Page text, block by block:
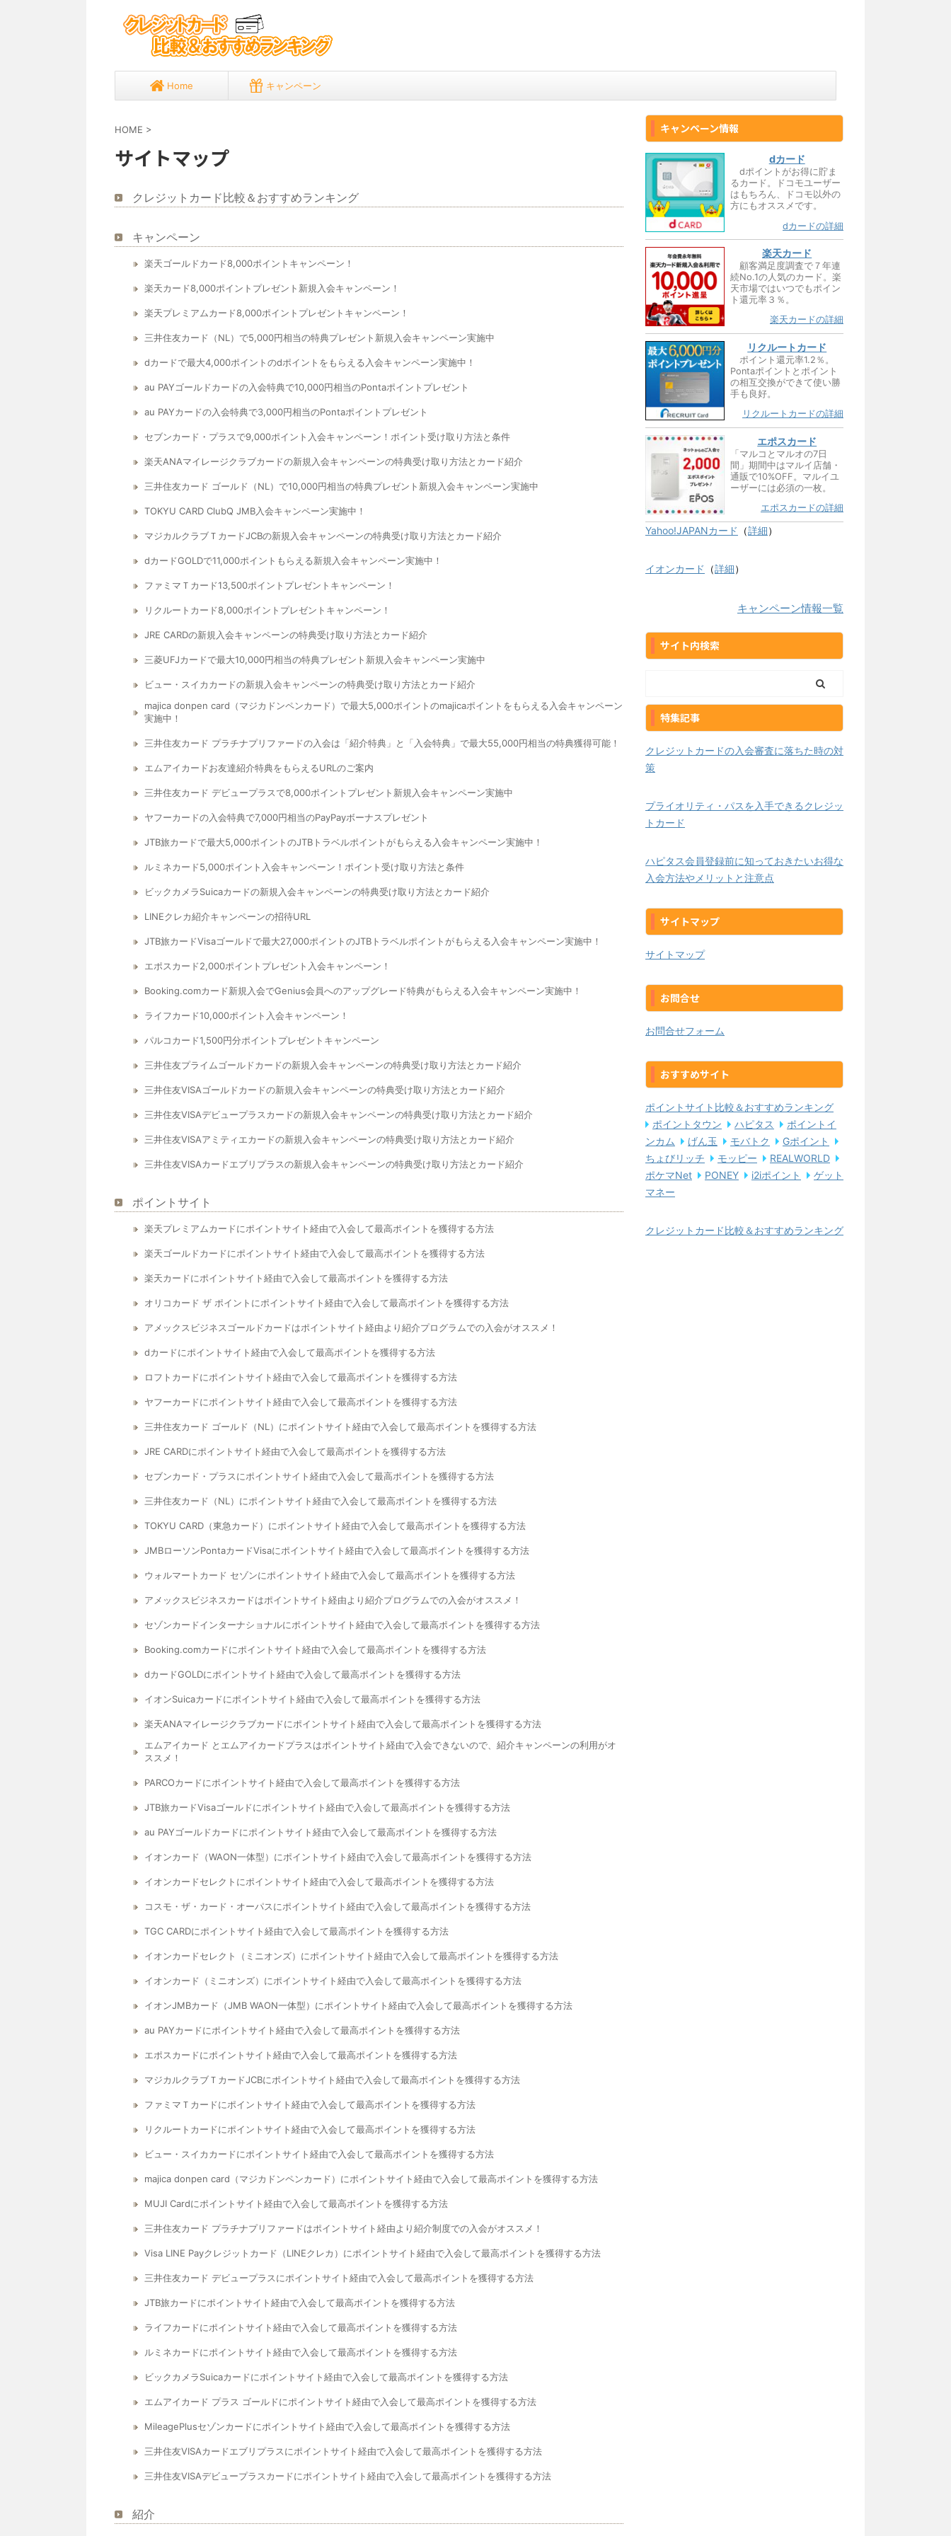
Home キャンペーン
HOME >
サイトマップ
クレジットカード比較＆おすすめランキング
キャンペーン
楽天ゴールドカード8,000ポイントキャンペーン！
楽天カード8,000ポイントプレゼント新規入会キャンペーン！
楽天プレミアムカード8,000ポイントプレゼントキャンペーン！
三井住友カード（NL）で5,000円相当の特典プレゼント新規入会キャンペーン実施中
dカードで最大4,000ポイントのdポイントをもらえる入会キャンペーン実施中！
au PAYゴールドカードの入会特典で10,000円相当のPontaポイントプレゼント
au PAYカードの入会特典で3,000円相当のPontaポイントプレゼント
セブンカード・プラスで9,000ポイント入会キャンペーン！ポイント受け取り方法と条件
楽天ANAマイレージクラブカードの新規入会キャンペーンの特典受け取り方法とカード紹介
三井住友カード ゴールド（NL）で10,000円相当の特典プレゼント新規入会キャンペーン実施中
TOKYU CARD ClubQ JMB入会キャンペーン実施中！
マジカルクラブＴカードJCBの新規入会キャンペーンの特典受け取り方法とカード紹介
dカードGOLDで11,000ポイントもらえる新規入会キャンペーン実施中！
ファミマＴカード13,500ポイントプレゼントキャンペーン！
リクルートカード8,000ポイントプレゼントキャンペーン！
JRE CARDの新規入会キャンペーンの特典受け取り方法とカード紹介
三菱UFJカードで最大10,000円相当の特典プレゼント新規入会キャンペーン実施中
ビュー・スイカカードの新規入会キャンペーンの特典受け取り方法とカード紹介
majica donpen card（マジカドンペンカード）で最大5,000ポイントのmajicaポイントをもらえる入会キャンペーン
実施中！
三井住友カード プラチナプリファードの入会は「紹介特典」と「入会特典」で最大55,000円相当の特典獲得可能！
エムアイカードお友達紹介特典をもらえるURLのご案内
三井住友カード デビュープラスで8,000ポイントプレゼント新規入会キャンペーン実施中
ヤフーカードの入会特典で7,000円相当のPayPayボーナスプレゼント
JTB旅カードで最大5,000ポイントのJTBトラベルポイントがもらえる入会キャンペーン実施中！
ルミネカード5,000ポイント入会キャンペーン！ポイント受け取り方法と条件
ビックカメラSuicaカードの新規入会キャンペーンの特典受け取り方法とカード紹介
LINEクレカ紹介キャンペーンの招待URL
JTB旅カードVisaゴールドで最大27,000ポイントのJTBトラベルポイントがもらえる入会キャンペーン実施中！
エポスカード2,000ポイントプレゼント入会キャンペーン！
Booking.comカード新規入会でGenius会員へのアップグレード特典がもらえる入会キャンペーン実施中！
ライフカード10,000ポイント入会キャンペーン！
パルコカード1,500円分ポイントプレゼントキャンペーン
三井住友プライムゴールドカードの新規入会キャンペーンの特典受け取り方法とカード紹介
三井住友VISAゴールドカードの新規入会キャンペーンの特典受け取り方法とカード紹介
三井住友VISAデビュープラスカードの新規入会キャンペーンの特典受け取り方法とカード紹介
三井住友VISAアミティエカードの新規入会キャンペーンの特典受け取り方法とカード紹介
三井住友VISAカードエブリプラスの新規入会キャンペーンの特典受け取り方法とカード紹介
ポイントサイト
楽天プレミアムカードにポイントサイト経由で入会して最高ポイントを獲得する方法
楽天ゴールドカードにポイントサイト経由で入会して最高ポイントを獲得する方法
楽天カードにポイントサイト経由で入会して最高ポイントを獲得する方法
オリコカード ザ ポイントにポイントサイト経由で入会して最高ポイントを獲得する方法
アメックスビジネスゴールドカードはポイントサイト経由より紹介プログラムでの入会がオススメ！
dカードにポイントサイト経由で入会して最高ポイントを獲得する方法
ロフトカードにポイントサイト経由で入会して最高ポイントを獲得する方法
ヤフーカードにポイントサイト経由で入会して最高ポイントを獲得する方法
三井住友カード ゴールド（NL）にポイントサイト経由で入会して最高ポイントを獲得する方法
JRE CARDにポイントサイト経由で入会して最高ポイントを獲得する方法
セブンカード・プラスにポイントサイト経由で入会して最高ポイントを獲得する方法
三井住友カード（NL）にポイントサイト経由で入会して最高ポイントを獲得する方法
TOKYU CARD（東急カード）にポイントサイト経由で入会して最高ポイントを獲得する方法
JMBローソンPontaカードVisaにポイントサイト経由で入会して最高ポイントを獲得する方法
ウォルマートカード セゾンにポイントサイト経由で入会して最高ポイントを獲得する方法
アメックスビジネスカードはポイントサイト経由より紹介プログラムでの入会がオススメ！
セゾンカードインターナショナルにポイントサイト経由で入会して最高ポイントを獲得する方法
Booking.comカードにポイントサイト経由で入会して最高ポイントを獲得する方法
dカードGOLDにポイントサイト経由で入会して最高ポイントを獲得する方法
イオンSuicaカードにポイントサイト経由で入会して最高ポイントを獲得する方法
楽天ANAマイレージクラブカードにポイントサイト経由で入会して最高ポイントを獲得する方法
エムアイカード とエムアイカードプラスはポイントサイト経由で入会できないので、紹介キャンペーンの利用がオ
ススメ！
PARCOカードにポイントサイト経由で入会して最高ポイントを獲得する方法
JTB旅カードVisaゴールドにポイントサイト経由で入会して最高ポイントを獲得する方法
au PAYゴールドカードにポイントサイト経由で入会して最高ポイントを獲得する方法
イオンカード（WAON一体型）にポイントサイト経由で入会して最高ポイントを獲得する方法
イオンカードセレクトにポイントサイト経由で入会して最高ポイントを獲得する方法
コスモ・ザ・カード・オーパスにポイントサイト経由で入会して最高ポイントを獲得する方法
TGC CARDにポイントサイト経由で入会して最高ポイントを獲得する方法
イオンカードセレクト（ミニオンズ）にポイントサイト経由で入会して最高ポイントを獲得する方法
イオンカード（ミニオンズ）にポイントサイト経由で入会して最高ポイントを獲得する方法
イオンJMBカード（JMB WAON一体型）にポイントサイト経由で入会して最高ポイントを獲得する方法
au PAYカードにポイントサイト経由で入会して最高ポイントを獲得する方法
エポスカードにポイントサイト経由で入会して最高ポイントを獲得する方法
マジカルクラブＴカードJCBにポイントサイト経由で入会して最高ポイントを獲得する方法
ファミマＴカードにポイントサイト経由で入会して最高ポイントを獲得する方法
リクルートカードにポイントサイト経由で入会して最高ポイントを獲得する方法
ビュー・スイカカードにポイントサイト経由で入会して最高ポイントを獲得する方法
majica donpen card（マジカドンペンカード）にポイントサイト経由で入会して最高ポイントを獲得する方法
MUJI Cardにポイントサイト経由で入会して最高ポイントを獲得する方法
三井住友カード プラチナプリファードはポイントサイト経由より紹介制度での入会がオススメ！
Visa LINE Payクレジットカード（LINEクレカ）にポイントサイト経由で入会して最高ポイントを獲得する方法
三井住友カード デビュープラスにポイントサイト経由で入会して最高ポイントを獲得する方法
JTB旅カードにポイントサイト経由で入会して最高ポイントを獲得する方法
ライフカードにポイントサイト経由で入会して最高ポイントを獲得する方法
ルミネカードにポイントサイト経由で入会して最高ポイントを獲得する方法
ビックカメラSuicaカードにポイントサイト経由で入会して最高ポイントを獲得する方法
エムアイカード プラス ゴールドにポイントサイト経由で入会して最高ポイントを獲得する方法
MileagePlusセゾンカードにポイントサイト経由で入会して最高ポイントを獲得する方法
三井住友VISAカードエブリプラスにポイントサイト経由で入会して最高ポイントを獲得する方法
三井住友VISAデビュープラスカードにポイントサイト経由で入会して最高ポイントを獲得する方法
紹介
キャンペーン情報
dカード
dポイントがお得に貯ま
るカード。ドコモユーザー
はもちろん、ドコモ以外の
方にもオススメです。
dカードの詳細
楽天カード
顧客満足度調査で７年連
続No.1の人気のカード。楽
天市場ではいつでもポイン
ト還元率３％。
楽天カードの詳細
リクルートカード
ポイント還元率1.2％。
Pontaポイントとポイント
の相互交換ができて使い勝
手も良好。
リクルートカードの詳細
エポスカード
「マルコとマルオの7日
間」期間中はマルイ店舗・
通販で10%OFF。マルイユ
ーザーには必須の一枚。
エポスカードの詳細
Yahoo!JAPANカード （詳細）
イオンカード （詳細）
キャンペーン情報一覧
サイト内検索
特集記事
クレジットカードの入会審査に落ちた時の対
策
プライオリティ・パスを入手できるクレジッ
トカード
ハピタス会員登録前に知っておきたいお得な
入会方法やメリットと注意点
サイトマップ
サイトマップ
お問合せ
お問合せフォーム
おすすめサイト
ポイントサイト比較＆おすすめランキング
ポイントタウン
ハピタス
ポイントイ
ンカム
げん玉 モバトク
Gポイント
ちょびリッチ
モッピー
REALWORLD
ポケマNet
PONEY i2iポイント
ゲット
マネー
クレジットカード比較＆おすすめランキング